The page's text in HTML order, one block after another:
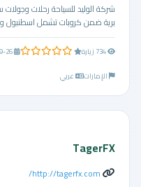
شركة الوليد للسياحة رحلات وجولات
برية ضمن كروبات تشمل اسطنبول
0.0 من 5 نجوم
2020-09-26
الإمارات
عربي
TagerFX
http://tagerfx.com/